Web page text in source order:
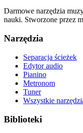
Darmowe narzędzia
nauki. Stworzone przez
Narzędzia
Separacja ścieżek
Edytor audio
Pianino
Metronom
Tuner
Wszystkie
Biblioteki